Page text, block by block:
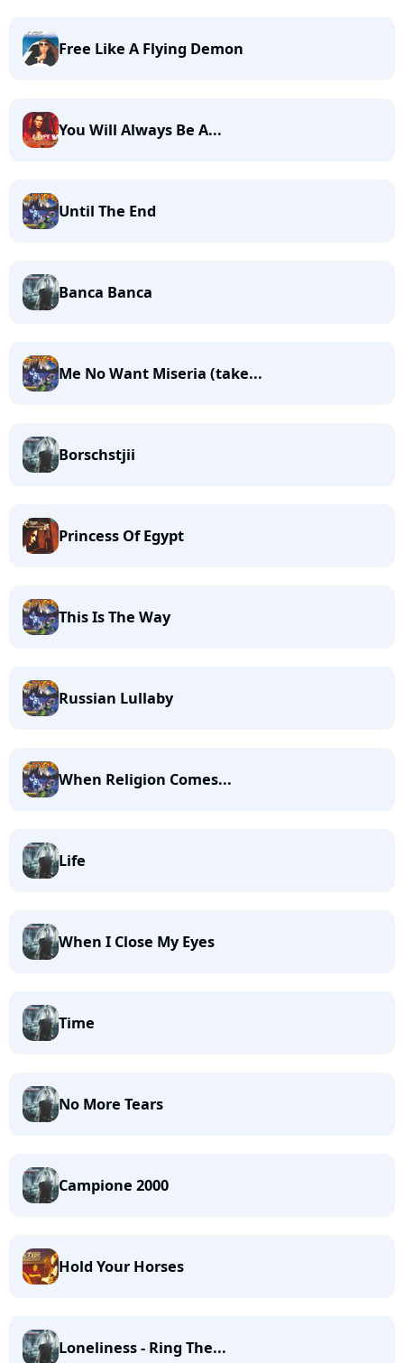
Free Like A Flying Demon
You Will Always Be A...
Until The End
Banca Banca
Me No Want Miseria (take...
Borschstjii
Princess Of Egypt
This Is The Way
Russian Lullaby
When Religion Comes...
Life
When I Close My Eyes
Time
No More Tears
Campione 2000
Hold Your Horses
Loneliness - Ring The...